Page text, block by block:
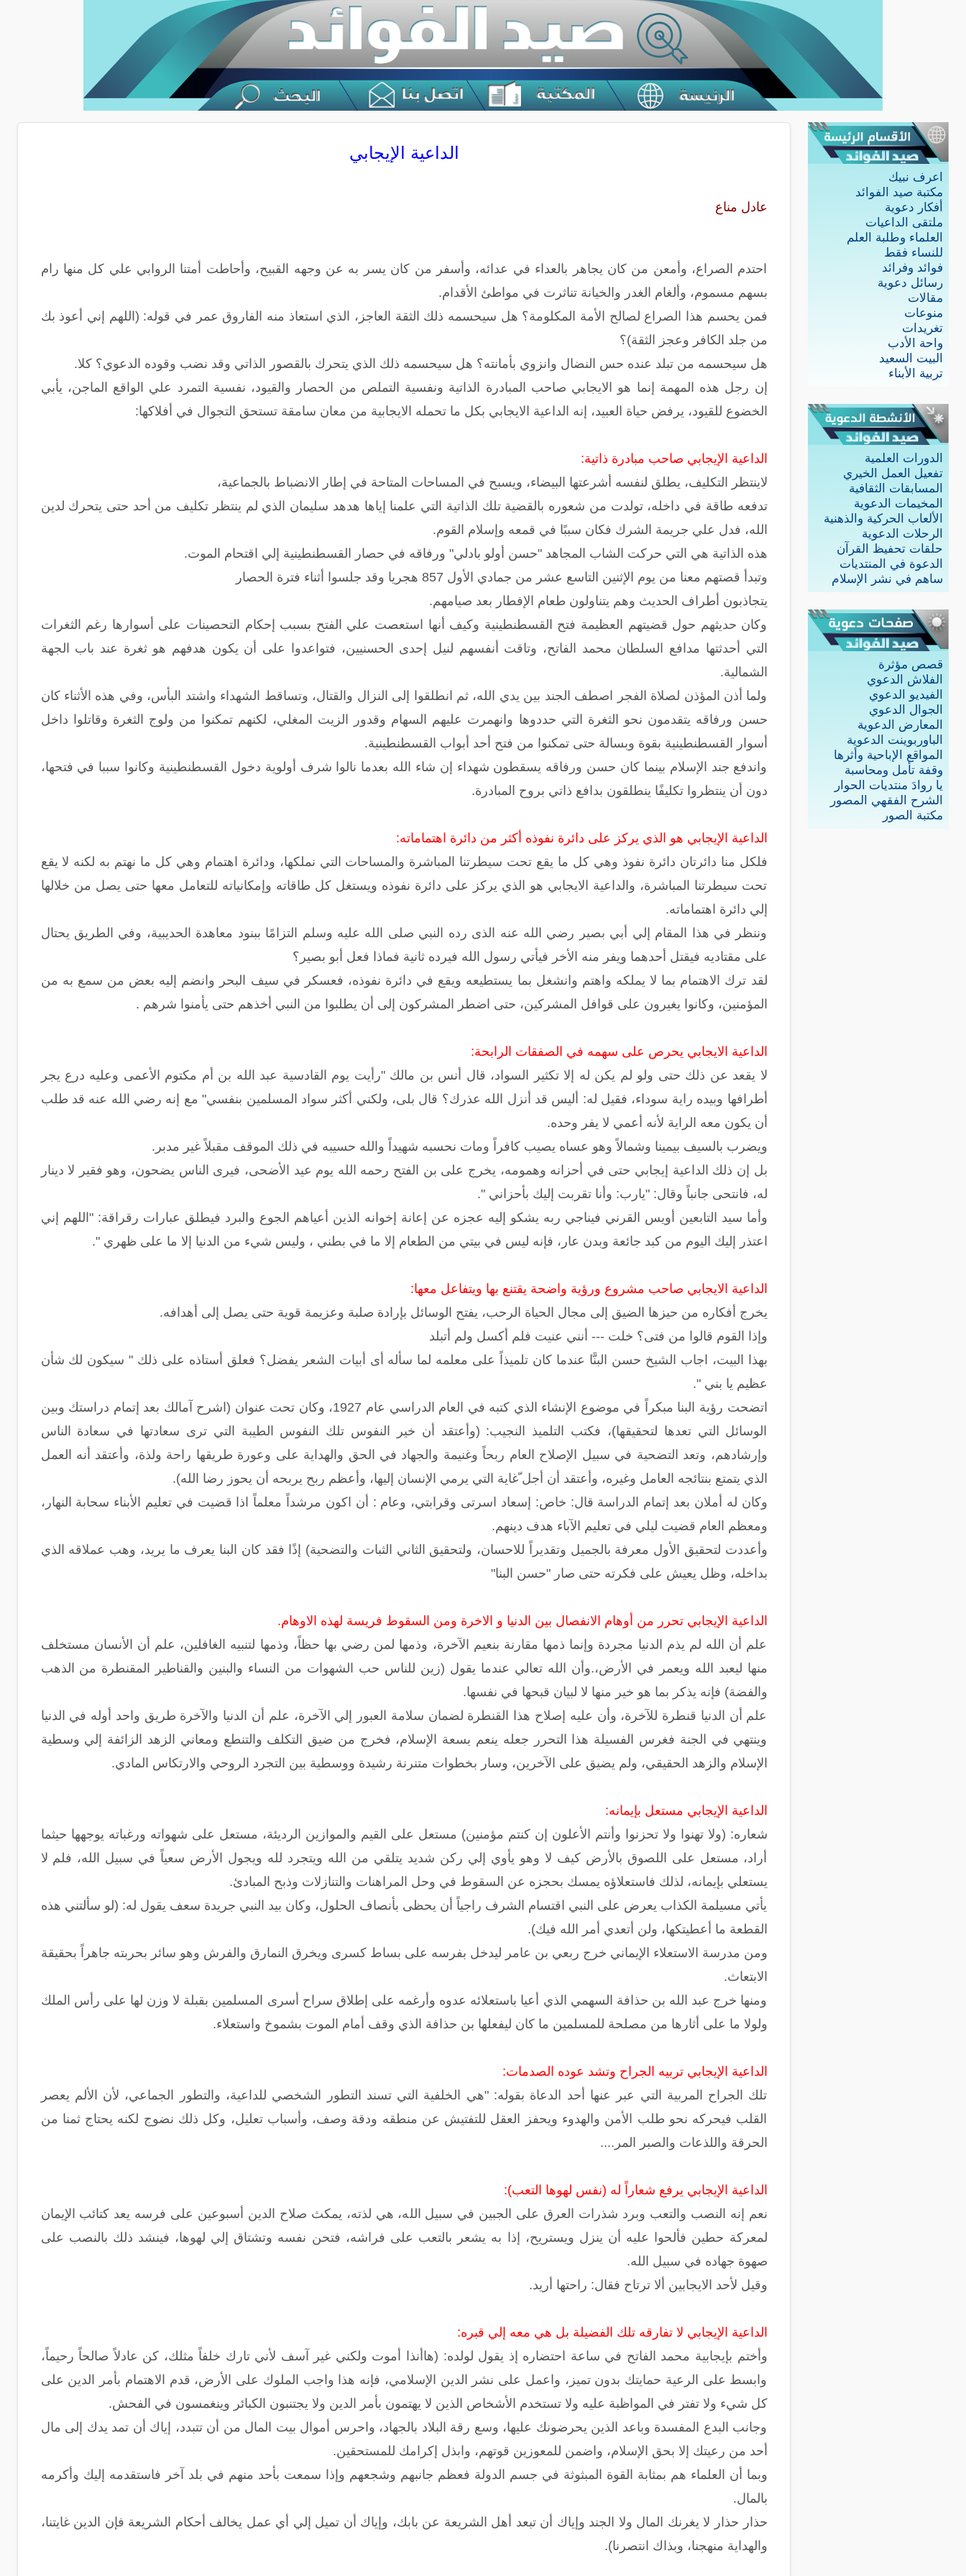
اعرف نبيك
مكتبة صيد الفوائد
أفكار دعوية
ملتقى الداعيات
العلماء وطلبة العلم
للنساء فقط
فوائد وفرائد
رسائل دعوية
مقالات
منوعات
تغريدات
واحة الأدب
البيت السعيد
تربية الأبناء
الدورات العلمية
تفعيل العمل الخيري
المسابقات الثقافية
المخيمات الدعوية
الألعاب الحركية والذهنية
الرحلات الدعوية
حلقات تحفيظ القرآن
الدعوة في المنتديات
ساهم في نشر الإسلام
قصص مؤثرة
الفلاش الدعوي
الفيديو الدعوي
الجوال الدعوي
المعارض الدعوية
الباوربوينت الدعوية
المواقع الإباحية وأثرها
وقفة تأمل ومحاسبة
يا روادَ منتديات الحوار
الشرح الفقهي المصور
مكتبة الصور
الداعية الإيجابي
عادل مناع
احتدم الصراع، وأمعن من كان يجاهر بالعداء في عدائه، وأسفر من كان يسر به عن وجهه القبيح، وأحاطت أمتنا الروابي علي كل منها رام
بسهم مسموم، وألغام الغدر والخيانة تناثرت في مواطئ الأقدام.
فمن يحسم هذا الصراع لصالح الأمة المكلومة؟ هل سيحسمه ذلك الثقة العاجز، الذي استعاذ منه الفاروق عمر في قوله: (اللهم إني أعوذ بك
من جلد الكافر وعجز الثقة)؟
هل سيحسمه من تبلد عنده حس النضال وانزوي بأمانته؟ هل سيحسمه ذلك الذي يتحرك بالقصور الذاتي وقد نضب وقوده الدعوي؟ كلا.
إن رجل هذه المهمة إنما هو الايجابي صاحب المبادرة الذاتية ونفسية التملص من الحصار والقيود، نفسية التمرد علي الواقع الماجن، يأبي
الخضوع للقيود، يرفض حياة العبيد، إنه الداعية الايجابي بكل ما تحمله الايجابية من معان سامقة تستحق التجوال في أفلاكها:
الداعية الإيجابي صاحب مبادرة ذاتية:
لاينتظر التكليف، يطلق لنفسه أشرعتها البيضاء، ويسبح في المساحات المتاحة في إطار الانضباط بالجماعية،
تدفعه طاقة في داخله، تولدت من شعوره بالقضية تلك الذاتية التي علمنا إياها هدهد سليمان الذي لم ينتظر تكليف من أحد حتى يتحرك لدين
الله، فدل علي جريمة الشرك فكان سببًا في قمعه وإسلام القوم.
هذه الذاتية هي التي حركت الشاب المجاهد "حسن أولو بادلي" ورفاقه في حصار القسطنطينية إلي اقتحام الموت.
وتبدأ قصتهم معنا من يوم الإثنين التاسع عشر من جمادي الأول 857 هجريا وقد جلسوا أثناء فترة الحصار
يتجاذبون أطراف الحديث وهم يتناولون طعام الإفطار بعد صيامهم.
وكان حديثهم حول قضيتهم العظيمة فتح القسطنطينية وكيف أنها استعصت علي الفتح بسبب إحكام التحصينات على أسوارها رغم الثغرات
التي أحدثتها مدافع السلطان محمد الفاتح، وتاقت أنفسهم لنيل إحدى الحسنيين، فتواعدوا على أن يكون هدفهم هو ثغرة عند باب الجهة
الشمالية.
ولما أذن المؤذن لصلاة الفجر اصطف الجند بين يدي الله، ثم انطلقوا إلى النزال والقتال، وتساقط الشهداء واشتد البأس، وفي هذه الأثناء كان
حسن ورفاقه يتقدمون نحو الثغرة التي حددوها وانهمرت عليهم السهام وقدور الزيت المغلي، لكنهم تمكنوا من ولوج الثغرة وقاتلوا داخل
أسوار القسطنطينية بقوة وبسالة حتى تمكنوا من فتح أحد أبواب القسطنطينية.
واندفع جند الإسلام بينما كان حسن ورفاقه يسقطون شهداء إن شاء الله بعدما نالوا شرف أولوية دخول القسطنطينية وكانوا سببا في فتحها،
دون أن ينتظروا تكليفًا ينطلقون بدافع ذاتي بروح المبادرة.
الداعية الإيجابي هو الذي يركز على دائرة نفوذه أكثر من دائرة اهتماماته:
فلكل منا دائرتان دائرة نفوذ وهي كل ما يقع تحت سيطرتنا المباشرة والمساحات التي نملكها، ودائرة اهتمام وهي كل ما نهتم به لكنه لا يقع
تحت سيطرتنا المباشرة، والداعية الايجابي هو الذي يركز على دائرة نفوذه ويستغل كل طاقاته وإمكانياته للتعامل معها حتى يصل من خلالها
إلي دائرة اهتماماته.
وننظر في هذا المقام إلي أبي بصير رضي الله عنه الذى رده النبي صلى الله عليه وسلم التزامًا ببنود معاهدة الحديبية، وفي الطريق يحتال
على مقتاديه فيقتل أحدهما ويفر منه الأخر فيأتي رسول الله فيرده ثانية فماذا فعل أبو بصير؟
لقد ترك الاهتمام بما لا يملكه واهتم وانشغل بما يستطيعه ويقع في دائرة نفوذه، فعسكر في سيف البحر وانضم إليه بعض من سمع به من
المؤمنين، وكانوا يغيرون على قوافل المشركين، حتى اضطر المشركون إلى أن يطلبوا من النبي أخذهم حتى يأمنوا شرهم .
الداعية الايجابي يحرص على سهمه في الصفقات الرابحة:
لا يقعد عن ذلك حتى ولو لم يكن له إلا تكثير السواد، قال أنس بن مالك "رأيت يوم القادسية عبد الله بن أم مكتوم الأعمى وعليه درع يجر
أطرافها وبيده راية سوداء، فقيل له: أليس قد أنزل الله عذرك؟ قال بلى، ولكني أكثر سواد المسلمين بنفسي" مع إنه رضي الله عنه قد طلب
أن يكون معه الراية لأنه أعمي لا يفر وحده.
ويضرب بالسيف بيمينا وشمالاً وهو عساه يصيب كافراً ومات نحسبه شهيداً والله حسيبه في ذلك الموقف مقبلاً غير مدبر.
بل إن ذلك الداعية إيجابي حتى في أحزانه وهمومه، يخرج على بن الفتح رحمه الله يوم عيد الأضحى، فيرى الناس يضحون، وهو فقير لا دينار
له، فانتحى جانباً وقال: "يارب: وأنا تقربت إليك بأحزاني ".
وأما سيد التابعين أويس القرني فيناجي ربه يشكو إليه عجزه عن إعانة إخوانه الذين أعياهم الجوع والبرد فيطلق عبارات رقراقة: "اللهم إني
اعتذر إليك اليوم من كبد جائعة وبدن عار، فإنه ليس في بيتي من الطعام إلا ما في بطني ، وليس شيء من الدنيا إلا ما على ظهري ".
الداعية الايجابي صاحب مشروع ورؤية واضحة يقتنع بها ويتفاعل معها:
يخرج أفكاره من حيزها الضيق إلى مجال الحياة الرحب، يفتح الوسائل بإرادة صلبة وعزيمة قوية حتى يصل إلى أهدافه.
وإذا القوم قالوا من فتى؟ خلت --- أنني عنيت فلم أكسل ولم أتبلد
بهذا البيت، اجاب الشيخ حسن البنَّا عندما كان تلميذاً على معلمه لما سأله أى أبيات الشعر يفضل؟ فعلق أستاذه على ذلك " سيكون لك شأن
عظيم يا بني ".
اتضحت رؤية البنا مبكراً في موضوع الإنشاء الذي كتبه في العام الدراسي عام 1927، وكان تحت عنوان (اشرح آمالك بعد إتمام دراستك وبين
الوسائل التي تعدها لتحقيقها)، فكتب التلميذ النجيب: (وأعتقد أن خير النفوس تلك النفوس الطيبة التي ترى سعادتها في سعادة الناس
وإرشادهم، وتعد التضحية في سبيل الإصلاح العام ربحاً وغنيمة والجهاد في الحق والهداية على وعورة طريقها راحة ولذة، وأعتقد أنه العمل
الذي يتمتع بنتائجه العامل وغيره، وأعتقد أن أجل ّغاية التي يرمي الإنسان إليها، وأعظم ربح يربحه أن يحوز رضا الله).
وكان له أملان بعد إتمام الدراسة قال: خاص: إسعاد اسرتى وقرابتي، وعام : أن اكون مرشداً معلماً اذا قضيت في تعليم الأبناء سحابة النهار،
ومعظم العام قضيت ليلي في تعليم الآباء هدف دينهم.
وأعددت لتحقيق الأول معرفة بالجميل وتقديراً للاحسان، ولتحقيق الثاني الثبات والتضحية) إذًا فقد كان البنا يعرف ما يريد، وهب عملاقه الذي
بداخله، وظل يعيش على فكرته حتى صار "حسن البنا"
الداعية الإيجابي تحرر من أوهام الانفصال بين الدنيا و الاخرة ومن السقوط فريسة لهذه الاوهام.
علم أن الله لم يذم الدنيا مجردة وإنما ذمها مقارنة بنعيم الآخرة، وذمها لمن رضي بها حظاً، وذمها لتنبيه الغافلين، علم أن الأنسان مستخلف
منها ليعبد الله ويعمر في الأرض،.وأن الله تعالي عندما يقول (زين للناس حب الشهوات من النساء والبنين والقناطير المقنطرة من الذهب
والفضة) فإنه يذكر بما هو خير منها لا لبيان قبحها في نفسها.
علم أن الدنيا قنطرة للآخرة، وأن عليه إصلاح هذا القنطرة لضمان سلامة العبور إلي الآخرة، علم أن الدنيا والآخرة طريق واحد أوله في الدنيا
وينتهي في الجنة فغرس الفسيلة هذا التحرر جعله ينعم بسعة الإسلام، فخرج من ضيق التكلف والتنطع ومعاني الزهد الزائفة إلي وسطية
الإسلام والزهد الحقيقي، ولم يضيق على الآخرين، وسار بخطوات متنرنة رشيدة ووسطية بين التجرد الروحي والارتكاس المادي.
الداعية الإيجابي مستعل بإيمانه:
شعاره: (ولا تهنوا ولا تحزنوا وأنتم الأعلون إن كنتم مؤمنين) مستعل على القيم والموازين الرديئة، مستعل على شهواته ورغباته يوجهها حيثما
أراد، مستعل على اللصوق بالأرض كيف لا وهو يأوي إلي ركن شديد يتلقي من الله ويتجرد لله ويجول الأرض سعياً في سبيل الله، فلم لا
يستعلي بإيمانه، لذلك فاستعلاؤه يمسك بحجزه عن السقوط في وحل المراهنات والتنازلات وذبح المبادئ.
يأتي مسيلمة الكذاب يعرض على النبي اقتسام الشرف راجياً أن يحظى بأنصاف الحلول، وكان بيد النبي جريدة سعف يقول له: (لو سألتني هذه
القطعة ما أعطيتكها، ولن أتعدي أمر الله فيك).
ومن مدرسة الاستعلاء الإيماني خرج ربعي بن عامر ليدخل بفرسه على بساط كسرى ويخرق النمارق والفرش وهو سائر بحربته جاهراً بحقيقة
الابتعاث.
ومنها خرج عبد الله بن حذافة السهمي الذي أعيا باستعلائه عدوه وأرغمه على إطلاق سراح أسرى المسلمين بقبلة لا وزن لها على رأس الملك
ولولا ما على أثارها من مصلحة للمسلمين ما كان ليفعلها بن حذافة الذي وقف أمام الموت بشموخ واستعلاء.
الداعية الإيجابي تربيه الجراح وتشد عوده الصدمات:
تلك الجراح المربية التي عبر عنها أحد الدعاة بقوله: "هي الخلفية التي تسند التطور الشخصي للداعية، والتطور الجماعي، لأن الألم يعصر
القلب فيحركه نحو طلب الأمن والهدوء ويحفز العقل للتفتيش عن منطقه ودقة وصف، وأسباب تعليل، وكل ذلك نضوج لكنه يحتاج ثمنا من
الحرقة واللذعات والصبر المر....
الداعية الإيجابي يرفع شعاراً له (نفس لهوها التعب):
نعم إنه النصب والتعب وبرد شذرات العرق على الجبين في سبيل الله، هي لذته، يمكث صلاح الدين أسبوعين على فرسه يعد كتائب الإيمان
لمعركة حطين فألحوا عليه أن ينزل ويستريح، إذا به يشعر بالتعب على فراشه، فتحن نفسه وتشتاق إلي لهوها، فينشد ذلك بالنصب على
صهوة جهاده في سبيل الله.
وقيل لأحد الايجابين ألا ترتاح فقال: راحتها أريد.
الداعية الإيجابي لا تفارقه تلك الفضيلة بل هي معه إلي قبره:
وأختم بإيجابية محمد الفاتح في ساعة احتضاره إذ يقول لولده: (هاأنذا أموت ولكني غير آسف لأني تارك خلفاً مثلك، كن عادلاً صالحاً رحيماً،
وابسط على الرعية حمايتك بدون تميز، واعمل على نشر الدين الإسلامي، فإنه هذا واجب الملوك على الأرض، قدم الاهتمام بأمر الدين على
كل شيء ولا تفتر في المواظبة عليه ولا تستخدم الأشخاص الذين لا يهتمون بأمر الدين ولا يجتنبون الكبائر وينغمسون في الفحش.
وجانب البدع المفسدة وباعد الذين يحرضونك عليها، وسع رقة البلاد بالجهاد، واحرس أموال بيت المال من أن تتبدد، إياك أن تمد يدك إلى مال
أحد من رعيتك إلا بحق الإسلام، واضمن للمعوزين قوتهم، وابذل إكرامك للمستحقين.
وبما أن العلماء هم بمثابة القوة المبثوثة في جسم الدولة فعظم جانبهم وشجعهم وإذا سمعت بأحد منهم في بلد آخر فاستقدمه إليك وأكرمه
بالمال.
حذار حذار لا يغرنك المال ولا الجند وإياك أن تبعد أهل الشريعة عن بابك، وإياك أن تميل إلي أي عمل يخالف أحكام الشريعة فإن الدين غايتنا،
والهداية منهجنا، وبذاك انتصرنا).